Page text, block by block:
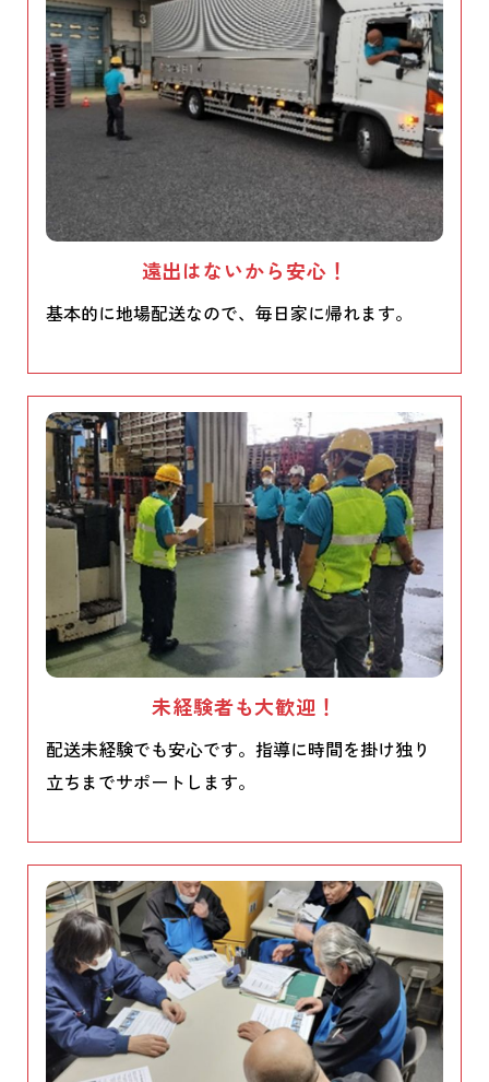
遠出はないから安心！
基本的に地場配送なので、毎日家に帰れます。
未経験者も大歓迎！
配送未経験でも安心です。指導に時間を掛け独り
立ちまでサポートします。